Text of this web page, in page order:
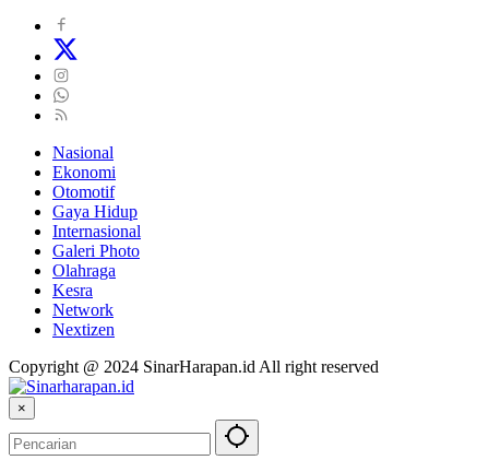
Nasional
Ekonomi
Otomotif
Gaya Hidup
Internasional
Galeri Photo
Olahraga
Kesra
Network
Nextizen
Copyright @ 2024 SinarHarapan.id All right reserved
×